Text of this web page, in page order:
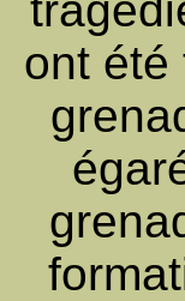
ont été